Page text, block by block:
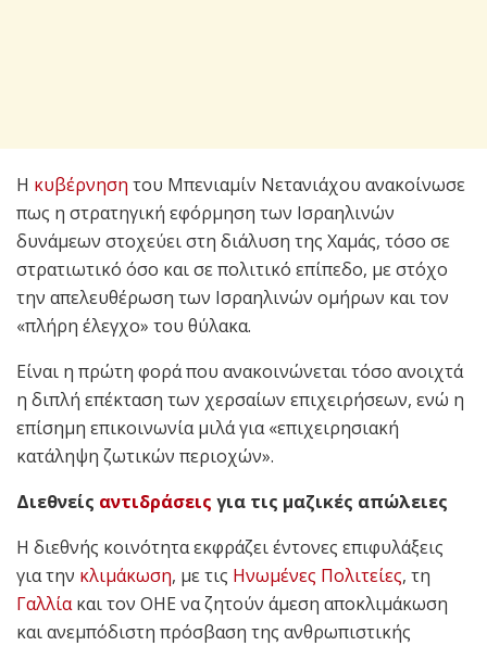
Η κυβέρνηση του Μπενιαμίν Νετανιάχου ανακοίνωσε
πως η στρατηγική εφόρμηση των Ισραηλινών
δυνάμεων στοχεύει στη διάλυση της Χαμάς, τόσο σε
στρατιωτικό όσο και σε πολιτικό επίπεδο, με στόχο
την απελευθέρωση των Ισραηλινών ομήρων και τον
«πλήρη έλεγχο» του θύλακα.
Είναι η πρώτη φορά που ανακοινώνεται τόσο ανοιχτά
η διπλή επέκταση των χερσαίων επιχειρήσεων, ενώ η
επίσημη επικοινωνία μιλά για «επιχειρησιακή
κατάληψη ζωτικών περιοχών».
Διεθνείς αντιδράσεις για τις μαζικές απώλειες
Η διεθνής κοινότητα εκφράζει έντονες επιφυλάξεις
για την κλιμάκωση, με τις Ηνωμένες Πολιτείες, τη
Γαλλίακαι τον ΟΗΕ να ζητούν άμεση αποκλιμάκωση
και ανεμπόδιστη πρόσβαση της ανθρωπιστικής